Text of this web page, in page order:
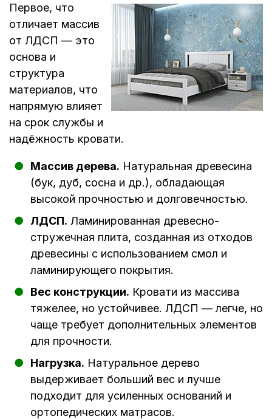
Первое, что
отличает массив
от ЛДСП — это
основа и
структура
материалов, что
напрямую влияет
на срок службы и
надёжность кровати.
Массив дерева. Натуральная древесина
(бук, дуб, сосна и др.), обладающая
высокой прочностью и долговечностью.
ЛДСП. Ламинированная древесно-
стружечная плита, созданная из отходов
древесины с использованием смол и
ламинирующего покрытия.
Вес конструкции. Кровати из массива
тяжелее, но устойчивее. ЛДСП — легче, но
чаще требует дополнительных элементов
для прочности.
Нагрузка. Натуральное дерево
выдерживает больший вес и лучше
подходит для усиленных оснований и
ортопедических матрасов.